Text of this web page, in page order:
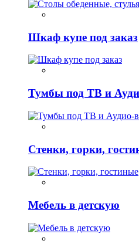
Шкаф купе под заказ
Тумбы под ТВ и
Стенки, горки,
Мебель в детскую